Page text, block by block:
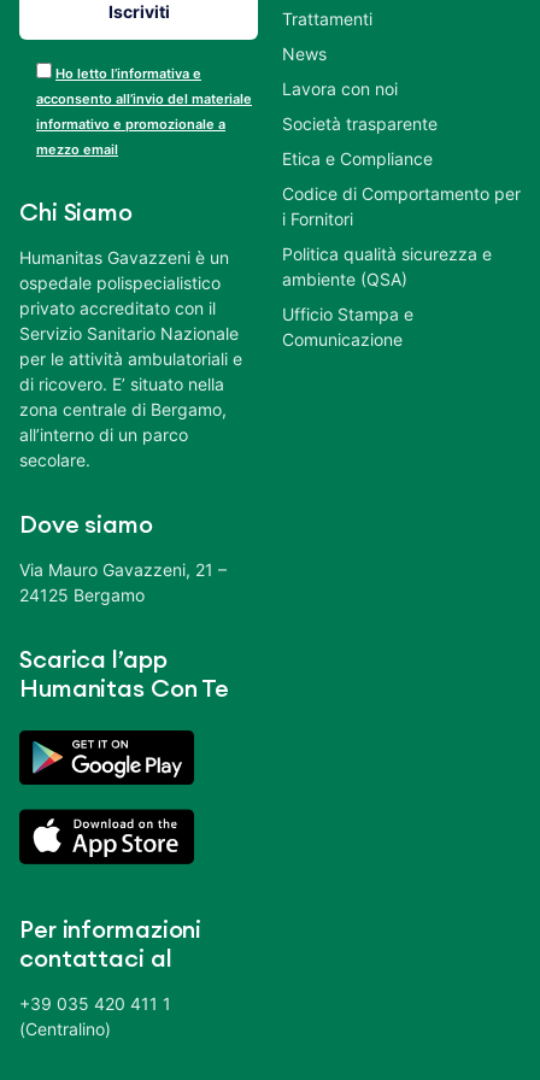
Ho letto l’informativa e
acconsento all’invio del materiale
informativo e promozionale a
mezzo email
Chi Siamo
Humanitas Gavazzeni è un
ospedale polispecialistico
privato accreditato con il
Servizio Sanitario Nazionale
per le attività ambulatoriali e
di ricovero. E’ situato nella
zona centrale di Bergamo,
all’interno di un parco
secolare.
Dove siamo
Via Mauro Gavazzeni, 21 –
24125 Bergamo
Scarica l’app
Humanitas Con Te
Per informazioni
contattaci al
+39 035 420 411 1
(Centralino)
Trattamenti
News
Lavora con noi
Società trasparente
Etica e Compliance
Codice di Comportamento per
i Fornitori
Politica qualità sicurezza e
ambiente (QSA)
Ufficio Stampa e
Comunicazione